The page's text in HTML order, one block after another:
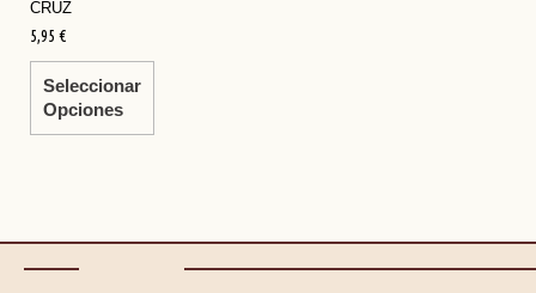
CRUZ
5,95 €
Seleccionar
Opciones